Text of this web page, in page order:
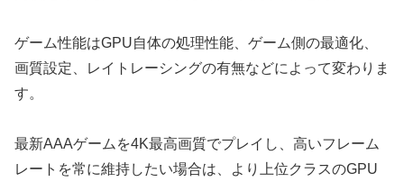
ゲーム性能はGPU自体の処理性能、ゲーム側の最適化、
画質設定、レイトレーシングの有無などによって変わりま
す。
最新AAAゲームを4K最高画質でプレイし、高いフレーム
レートを常に維持したい場合は、より上位クラスのGPU